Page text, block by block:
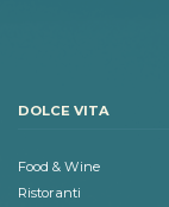
DOLCE VITA
Food & Wine
Ristoranti